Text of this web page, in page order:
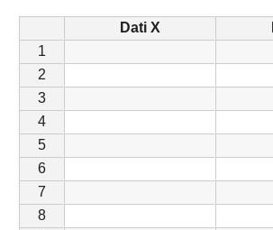
Dati X
1
2
3
4
5
6
7
8